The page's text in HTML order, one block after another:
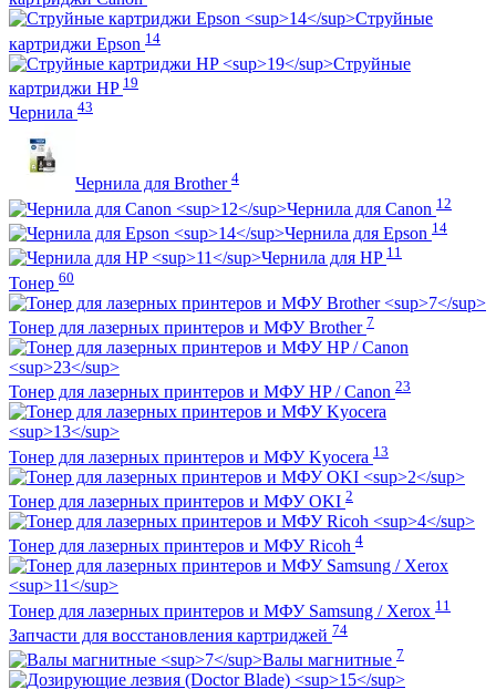
Струйные
картриджи Epson 14
Струйные
картриджи HP 19
Чернила 43
Чернила для Brother 4
Чернила для Canon 12
Чернила для Epson 14
Чернила для HP 11
Тонер 60
Тонер для лазерных принтеров и МФУ Brother 7
Тонер для лазерных принтеров и МФУ HP / Canon 23
Тонер для лазерных принтеров и МФУ Kyocera 13
Тонер для лазерных принтеров и МФУ OKI 2
Тонер для лазерных принтеров и МФУ Ricoh 4
Тонер для лазерных принтеров и МФУ Samsung / Xerox 11
Запчасти для восстановления картриджей 74
Валы магнитные 7